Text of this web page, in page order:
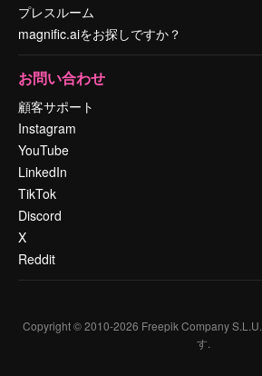
プレスルーム
magnific.aiをお探しですか？
お問い合わせ
顧客サポート
Instagram
YouTube
LinkedIn
TikTok
Discord
X
Reddit
Copyright © 2010-2026 Freepik Company S.L.U.
す.